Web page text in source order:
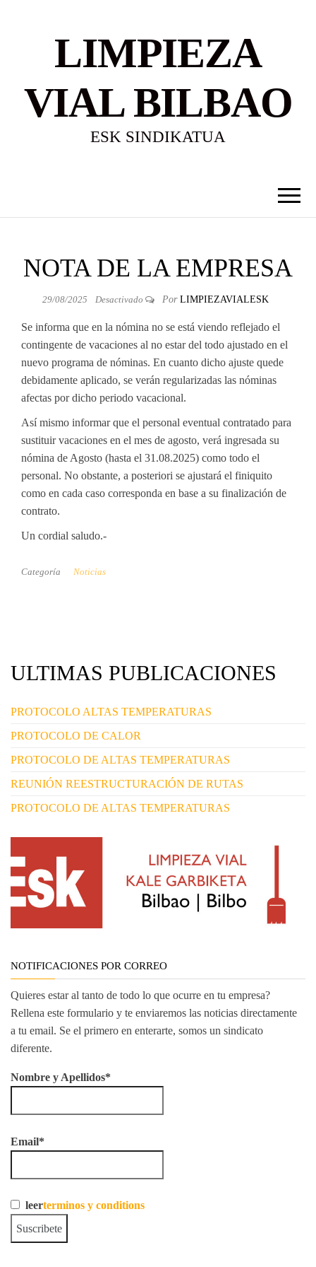
LIMPIEZA
VIAL BILBAO
ESK SINDIKATUA
NOTA DE LA EMPRESA
29/08/2025 Desactivado Por LIMPIEZAVIALESK
Se informa que en la nómina no se está viendo reflejado el
contingente de vacaciones al no estar del todo ajustado en el
nuevo programa de nóminas. En cuanto dicho ajuste quede
debidamente aplicado, se verán regularizadas las nóminas
afectas por dicho periodo vacacional.
Así mismo informar que el personal eventual contratado para
sustituir vacaciones en el mes de agosto, verá ingresada su
nómina de Agosto (hasta el 31.08.2025) como todo el
personal. No obstante, a posteriori se ajustará el finiquito
como en cada caso corresponda en base a su finalización de
contrato.
Un cordial saludo.-
Categoría Noticias
ULTIMAS PUBLICACIONES
PROTOCOLO ALTAS TEMPERATURAS
PROTOCOLO DE CALOR
PROTOCOLO DE ALTAS TEMPERATURAS
REUNIÓN REESTRUCTURACIÓN DE RUTAS
PROTOCOLO DE ALTAS TEMPERATURAS
NOTIFICACIONES POR CORREO
Quieres estar al tanto de todo lo que ocurre en tu empresa?
Rellena este formulario y te enviaremos las noticias directamente
a tu email. Se el primero en enterarte, somos un sindicato
diferente.
Nombre y Apellidos*
Email*
leerterminos y conditions